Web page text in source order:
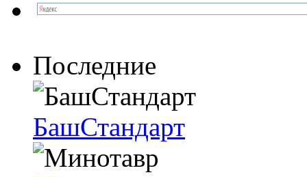
Последние
БашСтандарт